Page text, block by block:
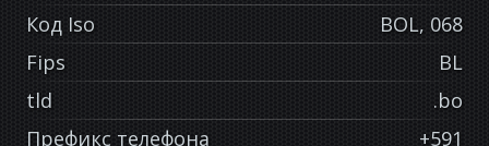
Код Iso
BOL, 068
Fips
BL
tld
.bo
Префикс телефона
+591